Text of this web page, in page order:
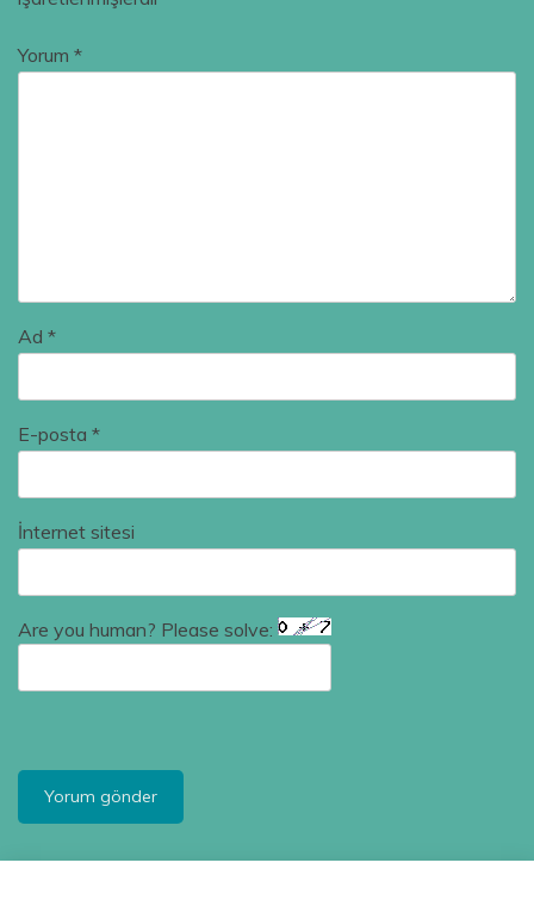
Yorum *
Ad *
E-posta *
İnternet sitesi
Are you human? Please solve: